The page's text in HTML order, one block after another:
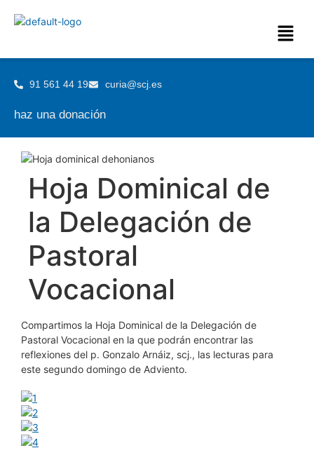
91 561 44 19 curia@scj.es
haz una donación
Hoja Dominical de
la Delegación de
Pastoral
Vocacional
Compartimos la Hoja Dominical de la Delegación de
Pastoral Vocacional en la que podrán encontrar las
reflexiones del p. Gonzalo Arnáiz, scj., las lecturas para
este segundo domingo de Adviento.